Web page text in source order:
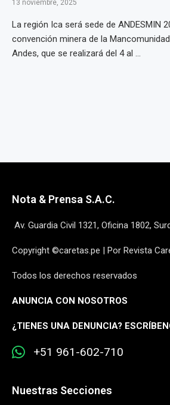
13 noviembre, 2025
La región Ica será sede de ANDESMIN
convención minera de la
Andes, que se realizará del 4 al ...
Nota & Prensa S.A.C.
Av. Guardia Civil 1321, Oficina 1802,
Copyright ©caretas.pe | Por Revista
Todos los derechos reservados
ANUNCIA CON NOSOTROS
¿TIENES UNA DENUNCIA?
+51 961-602-710
Nuestras Secciones